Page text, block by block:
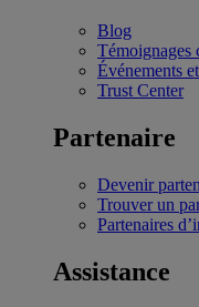
Blog
Témoignages
Événements
Trust Center
Partenaire
Devenir
Trouver un
Partenaires
Assistance